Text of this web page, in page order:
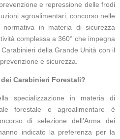
e repressione delle frodi
agroalimentari; concorso nelle
in materia di sicurezza
complessa a 360° che impegna
della Grande Unità con il
e sicurezza.
Carabinieri Forestali?
specializzazione in materia di
forestale e agroalimentare è
di selezione dell’Arma dei
indicato la preferenza per la